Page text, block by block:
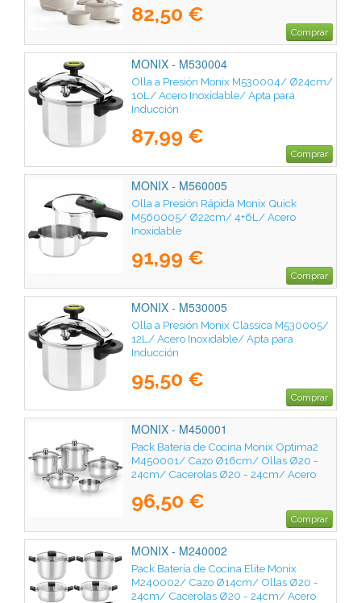
82,50 €
Comprar
MONIX - M530004
Olla a Presión Monix M530004/ Ø24cm/
10L/ Acero Inoxidable/ Apta para
Inducción
87,99 €
Comprar
MONIX - M560005
Olla a Presión Rápida Monix Quick
M560005/ Ø22cm/ 4+6L/ Acero
Inoxidable
91,99 €
Comprar
MONIX - M530005
Olla a Presión Monix Classica M530005/
12L/ Acero Inoxidable/ Apta para
Inducción
95,50 €
Comprar
MONIX - M450001
Pack Batería de Cocina Monix Optima2
M450001/ Cazo Ø16cm/ Ollas Ø20 -
24cm/ Cacerolas Ø20 - 24cm/ Acero
96,50 €
Comprar
MONIX - M240002
Pack Batería de Cocina Elite Monix
M240002/ Cazo Ø14cm/ Ollas Ø20 -
24cm/ Cacerolas Ø20 - 24cm/ Acero